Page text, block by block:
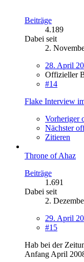
Beiträge
4.189
Dabei seit
2.
28. April
Offizieller
#14
Flake Interview
Vorheriger
Nächster
Zitieren
Throne of Ahaz
Beiträge
1.691
Dabei seit
2.
29. April
#15
Hab bei der
Anfang April